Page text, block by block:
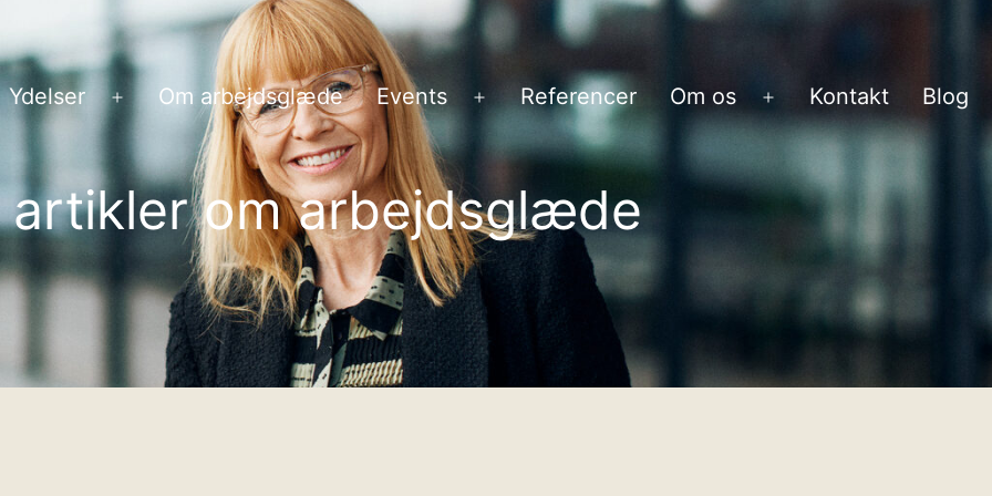
Ydelser Om arbejdsglæde Events
Åbn
menu
Referencer Om os
Åbn
menu
Kontakt Blog
artikler om arbejdsglæde